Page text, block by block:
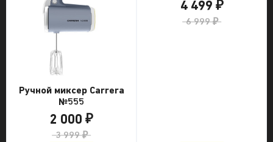
Ручной миксер Carrera
№555
2 000 ₽
3 999 ₽
4 499 ₽
6 999 ₽